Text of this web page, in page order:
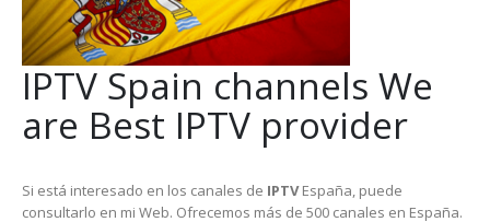
IPTV Spain channels We
are Best IPTV provider
Si está interesado en los canales de IPTVEspaña, puede
consultarlo en mi Web. Ofrecemos más de 500 canales en España.